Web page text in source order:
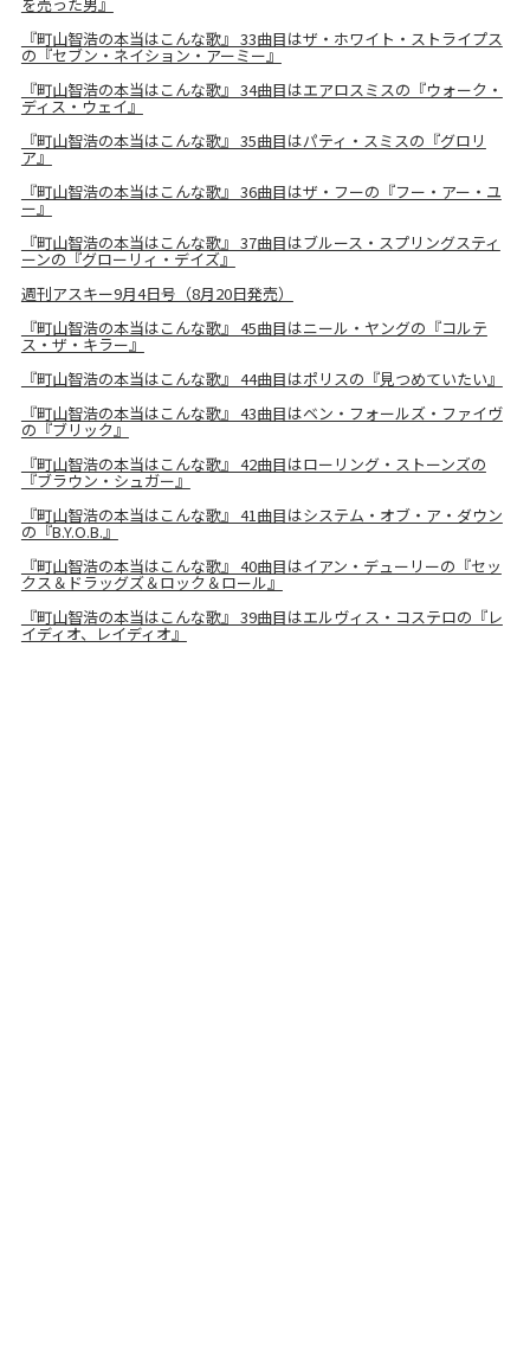
『町山智浩の本当はこんな歌』 33曲目はザ・ホワイト・ストライプス
の『セブン・ネイション・アーミー』
『町山智浩の本当はこんな歌』 34曲目はエアロスミスの『ウォーク・
ディス・ウェイ』
『町山智浩の本当はこんな歌』 35曲目はパティ・スミスの『グロリ
ア』
『町山智浩の本当はこんな歌』 36曲目はザ・フーの『フー・アー・ユ
ー』
『町山智浩の本当はこんな歌』 37曲目はブルース・スプリングスティ
ーンの『グローリィ・デイズ』
週刊アスキー9月4日号（8月20日発売）
『町山智浩の本当はこんな歌』 45曲目はニール・ヤングの『コルテ
ス・ザ・キラー』
『町山智浩の本当はこんな歌』 44曲目はポリスの『見つめていたい』
『町山智浩の本当はこんな歌』 43曲目はベン・フォールズ・ファイヴ
の『ブリック』
『町山智浩の本当はこんな歌』 42曲目はローリング・ストーンズの
『ブラウン・シュガー』
『町山智浩の本当はこんな歌』 41曲目はシステム・オブ・ア・ダウン
の『B.Y.O.B.』
『町山智浩の本当はこんな歌』 40曲目はイアン・デューリーの『セッ
クス＆ドラッグズ＆ロック＆ロール』
『町山智浩の本当はこんな歌』 39曲目はエルヴィス・コステロの『レ
イディオ、レイディオ』